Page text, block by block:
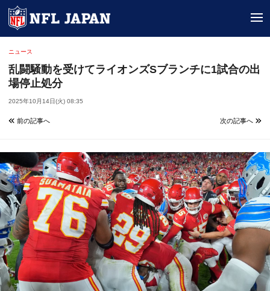
ニュース
乱闘騒動を受けてライオンズSブランチに1試合の出
場停止処分
2025年10月14日(火) 08:35
前の記事へ 次の記事へ